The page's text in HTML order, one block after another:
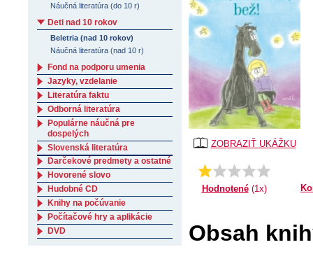
ZOBRAZIŤ UKÁŽKU
Priemer:
1.0
Hodnotené(1x)
Obsah
Náučná literatúra (do 10 r)
Deti nad 10 rokov
Beletria (nad 10 rokov)
Náučná literatúra (nad 10 r)
Fond na podporu umenia
Jazyky, vzdelanie
Literatúra faktu
Odborná literatúra
Populárne náučná pre
dospelých
Slovenská literatúra
Darčekové predmety a ostatné
Hovorené slovo
Hudobné CD
Knihy na počúvanie
Počítačové hry a aplikácie
DVD